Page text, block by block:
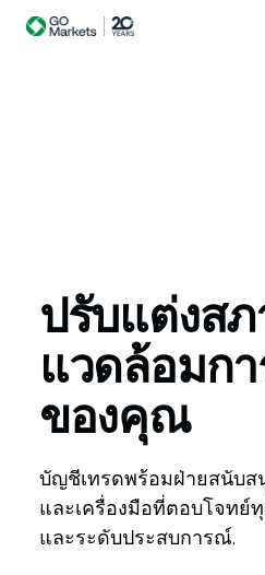
ปรับแต่งส
แวดล้อมกา
ของคุณ
บัญชีเทรดพร้อมฝ่ายสนับส
และเครื่องมือที่ตอบโจทย์
และระดับประสบการณ์.